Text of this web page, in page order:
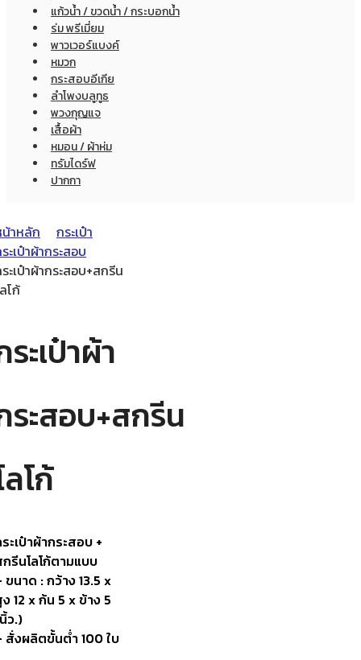
แก้วน้ำ / ขวดน้ำ / กระบอกน้ำ
ร่ม พรีเมี่ยม
พาวเวอร์แบงค์
หมวก
กระสอบอีเกีย
ลำโพงบลูทูธ
พวงกุญแจ
เสื้อผ้า
หมอน / ผ้าห่ม
ทรัมไดร์ฟ
ปากกา
าหลัก
กระเป๋า
ะเป๋าผ้ากระสอบ
ะเป๋าผ้ากระสอบ+สกรีน
โก้
ระเป๋าผ้า
ระสอบ+สกรีน
ลโก้
ะเป๋าผ้ากระสอบ +
รีนโลโก้ตามแบบ
ขนาด : กว้าง 13.5 x
12 x ก้น 5 x ข้าง 5
ว.)
สั่งผลิตขั้นต่ำ 100 ใบ